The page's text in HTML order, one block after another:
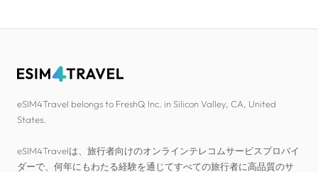
eSIM4Travel belongs to FreshQ Inc. in Silicon Valley, CA, United
States.
eSIM4Travelは、旅行者向けのオンラインテレコムサービスプロバイ
ダーで、何年にもわたる経験を通じてすべての旅行者に高品質のサ